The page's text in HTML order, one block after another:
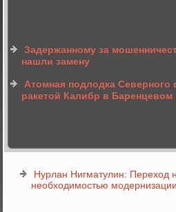
Задержанному за
нашли замену
Атомная подлодка
ракетой Калибр в Баренцевом
Нурлан Нигматулин: Переход
необходимостью модернизации